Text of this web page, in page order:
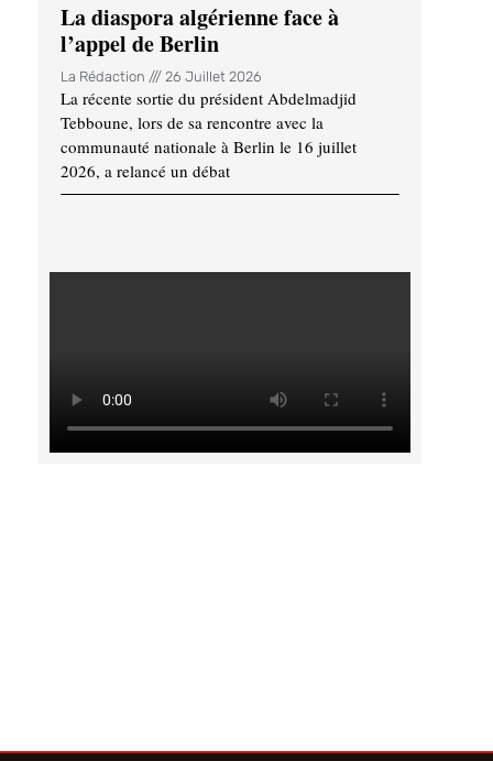
La diaspora algérienne face à
l’appel de Berlin
La Rédaction 26 Juillet 2026
La récente sortie du président Abdelmadjid
Tebboune, lors de sa rencontre avec la
communauté nationale à Berlin le 16 juillet
2026, a relancé un débat